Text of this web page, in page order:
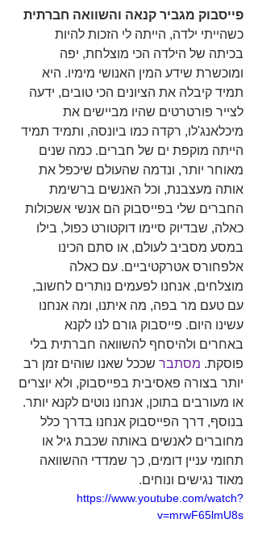
פייסבוק מגביר קנאה והשוואה חברתית
כשהייתי ילדה, הייתה לי הזכות להיות
בכיתה של הילדה הכי מוצלחת, יפה
ומוכשרת שידע המין האנושי מימיו. היא
תמיד קיבלה את הציונים הכי טובים, ידעה
לצייר פורטרטים שהיו מביישים את
מיכלאנג'לו, רקדה כמו ביונסה, ותמיד תמיד
הייתה מוקפת ים של חברים. כמה שנים
מאוחר יותר, ונדמה שהעולם שיכפל את
אותה מעצבנת, וכל האנשים ברשימת
החברים שלי בפייסבוק הם אנשי אשכולות
כאלה, שבדיוק סיימו דוקטורט כפול, בילו
במסע מסביב לעולם, או סתם הכינו
אלפחורס אטרקטיביים. עם כאלה
מוצלחים, אנחנו לפעמים נותרים לחשוב,
עם טעם מר בפה, מה איתנו, ומה אנחנו
עשינו היום. פייסבוק גורם לנו לקנא
באחרים ולהיסחף להשוואה חברתית בלי
פוסקת. מסתבר שככל שאנו שוהים זמן רב
יותר בצורה פאסיבית בפייסבוק, ולא יוצרים
או מעורבים בתוכן, אנחנו נוטים לקנא יותר.
בנוסף, דרך הפייסבוק אנחנו בדרך כלל
מחוברים לאנשים באותה שכבת גיל או
תחומי עניין דומים, כך שמדדי ההשוואה
מאוד נגישים ונוחים.
https://www.youtube.com/watch?
v=mrwF65lmU8s